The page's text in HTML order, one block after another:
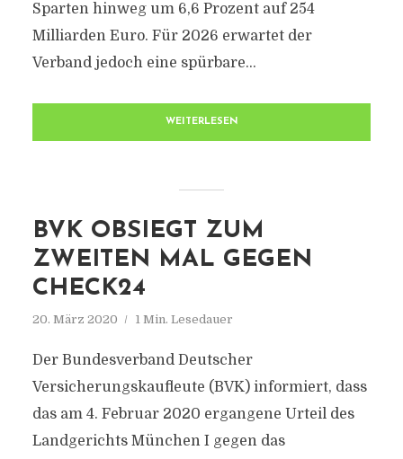
Sparten hinweg um 6,6 Prozent auf 254
Milliarden Euro. Für 2026 erwartet der
Verband jedoch eine spürbare...
WEITERLESEN
BVK OBSIEGT ZUM
ZWEITEN MAL GEGEN
CHECK24
20. März 2020 1 Min. Lesedauer
Der Bundesverband Deutscher
Versicherungskaufleute (BVK) informiert, dass
das am 4. Februar 2020 ergangene Urteil des
Landgerichts München I gegen das